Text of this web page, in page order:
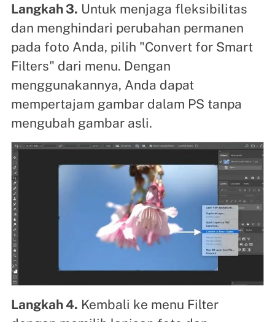
Langkah 3. Untuk menjaga fleksibilitas
dan menghindari perubahan permanen
pada foto Anda, pilih "Convert for Smart
Filters" dari menu. Dengan
menggunakannya, Anda dapat
mempertajam gambar dalam PS tanpa
mengubah gambar asli.
Langkah 4. Kembali ke menu Filter